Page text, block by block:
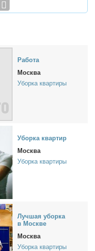
Ра­бо­та
Москва
Уборка квартиры
Убор­ка квар­тир
Москва
Уборка квартиры
Луч­шая убор­ка
в Москве
Москва
Уборка квартиры